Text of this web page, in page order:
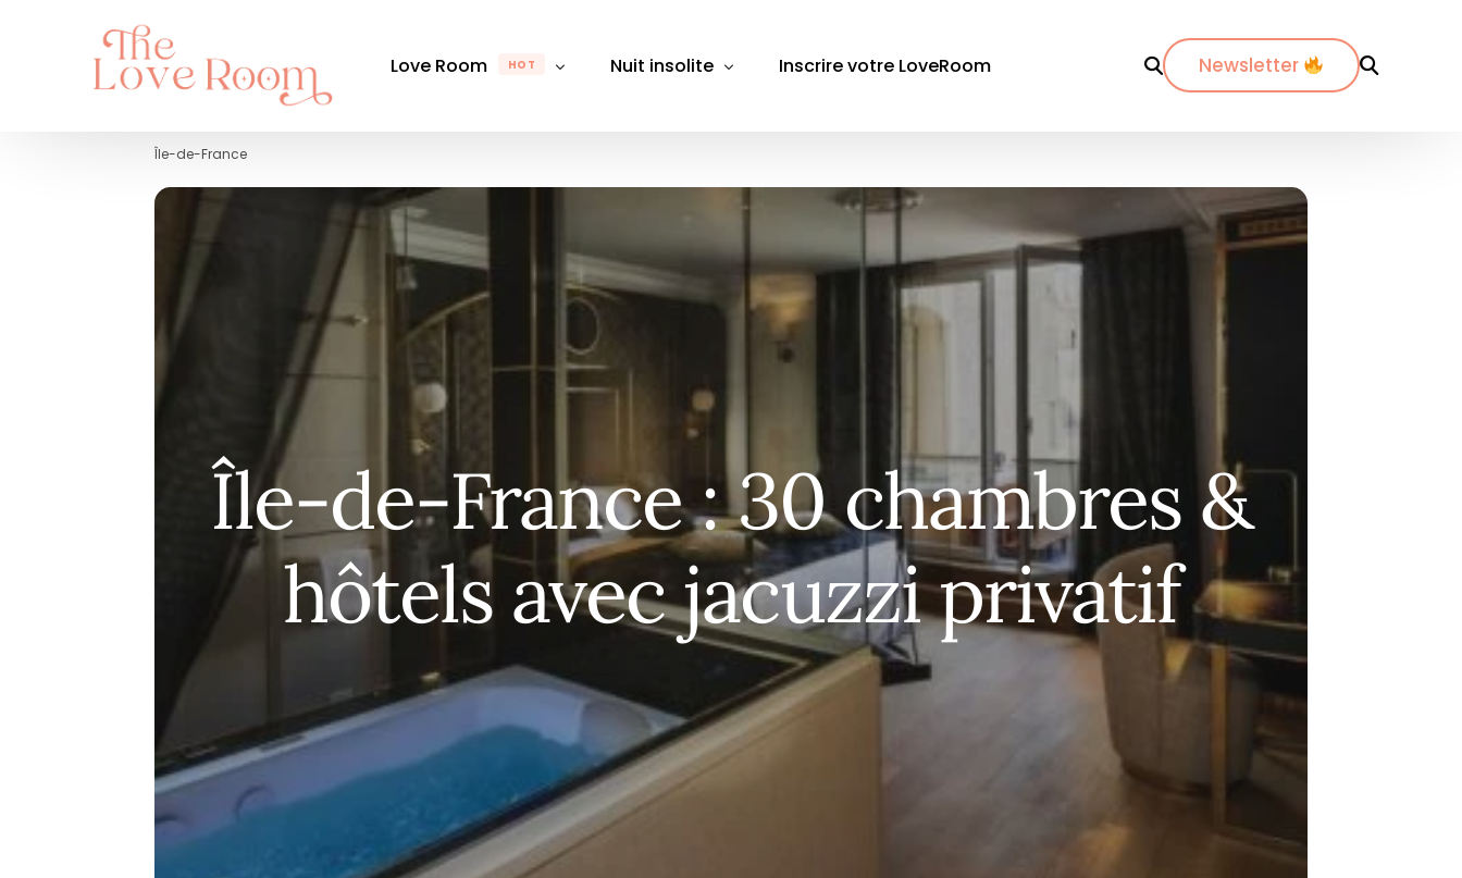
Love Room HOT
Par région
Auvergne-Rhône-Alpes
Bourgogne-Franche-Comté
Bretagne
Centre-Val de Loire
Grand Est
Hauts-de-France
Île de France
Normandie
Nouvelle-Aquitaine
Occitanie
Provence-Alpes-Côte d’Azur
Par département
Alpes-Maritimes
Bas-Rhin
Calvados
Charente
Charente-Maritime
Cher
Côte-d’Or
Côte d’Armor
Deux-Sèvres
Tous les départements
Bordeaux
Dijon
Montpellier
Nantes
Nice
Paris
Perpignan
Nuit insolite
Auvergne-Rhône-Alpes
Bretagne
Bourgogne-Franche-Comté
Centre-Val de Loire
Grand Est
Île-de-France
Normandie
Nouvelle-Aquitaine
Occitanie
Pays de la Loire
Provence-Alpes-Côte d’Azur
Alpes-Maritimes
Bouches-du-Rhône
Calvados
Haute-Garonne
Haute-Savoie
Hérault
Jura
Loire-Atlantique
Pyrénées-Orientales
Annecy
La Rochelle
Nice
Montpellier
Paris
Toulouse
Inscrire votre LoveRoom Newsletter
Île-de-France
Île-de-France : 30 chambres &
hôtels avec jacuzzi privatif